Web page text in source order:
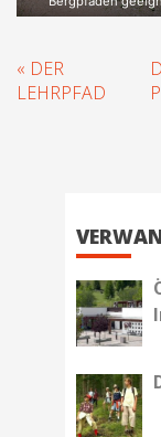
« DER
LEHRPFAD